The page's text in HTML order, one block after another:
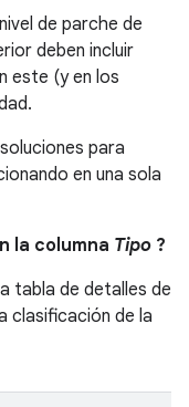
de parche de
deben incluir
este (y en los
para
en una sola
la columna Tipo ?
tabla de detalles de
clasificación de la